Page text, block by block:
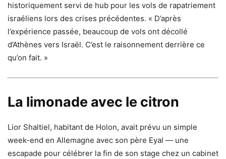
historiquement servi de hub pour les vols de rapatriement
israéliens lors des crises précédentes. « D’après
l’expérience passée, beaucoup de vols ont décollé
d’Athènes vers Israël. C’est le raisonnement derrière ce
qu’on fait. »
La limonade avec le citron
Lior Shaltiel, habitant de Holon, avait prévu un simple
week-end en Allemagne avec son père Eyal — une
escapade pour célébrer la fin de son stage chez un cabinet